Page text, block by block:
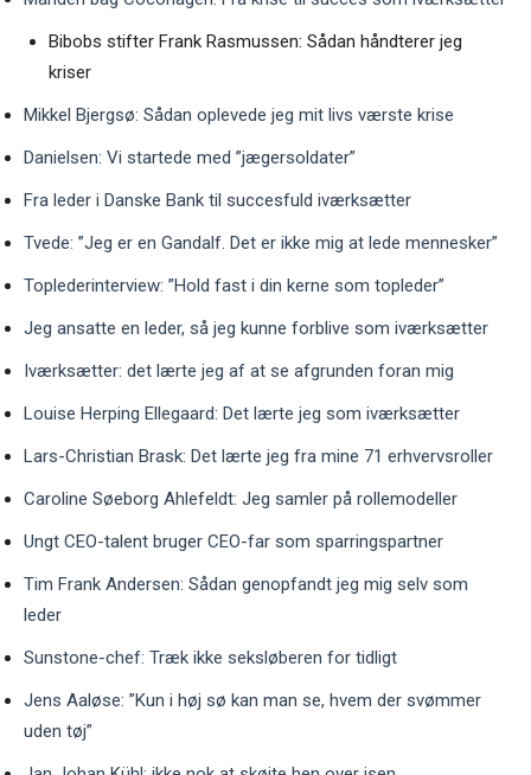
Bibobs stifter Frank Rasmussen: Sådan håndterer jeg
kriser
Mikkel Bjergsø: Sådan oplevede jeg mit livs værste krise
Danielsen: Vi startede med ”jægersoldater”
Fra leder i Danske Bank til succesfuld iværksætter
Tvede: ”Jeg er en Gandalf. Det er ikke mig at lede mennesker”
Toplederinterview: ”Hold fast i din kerne som topleder”
Jeg ansatte en leder, så jeg kunne forblive som iværksætter
Iværksætter: det lærte jeg af at se afgrunden foran mig
Louise Herping Ellegaard: Det lærte jeg som iværksætter
Lars-Christian Brask: Det lærte jeg fra mine 71 erhvervsroller
Caroline Søeborg Ahlefeldt: Jeg samler på rollemodeller
Ungt CEO-talent bruger CEO-far som sparringspartner
Tim Frank Andersen: Sådan genopfandt jeg mig selv som
leder
Sunstone-chef: Træk ikke seksløberen for tidligt
Jens Aaløse: ”Kun i høj sø kan man se, hvem der svømmer
uden tøj”